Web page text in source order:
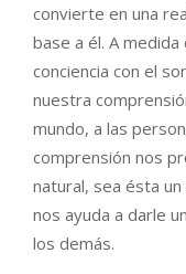
convierte en una
base a él. A
conciencia con el
nuestra
mundo, a las
comprensión nos
natural, sea ésta un
nos ayuda a darle
los demás.